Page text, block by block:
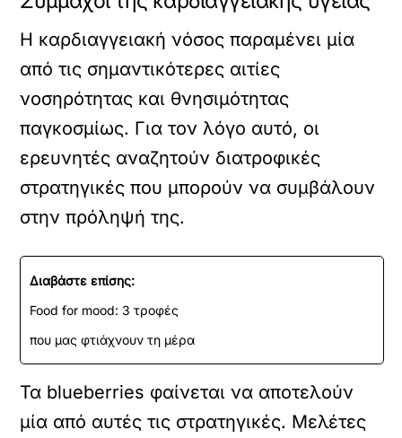
Η καρδιαγγειακή νόσος παραμένει μία
από τις σημαντικότερες αιτίες
νοσηρότητας και θνησιμότητας
παγκοσμίως. Για τον λόγο αυτό, οι
ερευνητές αναζητούν διατροφικές
στρατηγικές που μπορούν να συμβάλουν
στην πρόληψή της.
Διαβάστε επίσης:
Food for mood: 3 τροφές
που μας φτιάχνουν τη μέρα
Τα blueberries φαίνεται να αποτελούν
μία από αυτές τις στρατηγικές. Μελέτες